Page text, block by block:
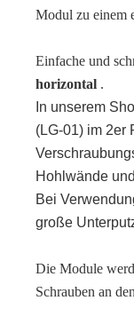
Modul zu einem
Einfache und
horizontal .
In unserem
(LG-01) im 2er
Hohlwände
Bei
große
Die Module
Schrauben an